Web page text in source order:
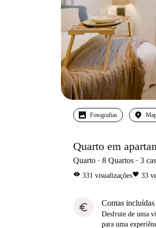
Fotografias
Quarto em
Quarto 8 Quartos 3
visibility 331 visualizaçõesfavorite 33
euro Contas incluídas
Desfrute de uma
para uma